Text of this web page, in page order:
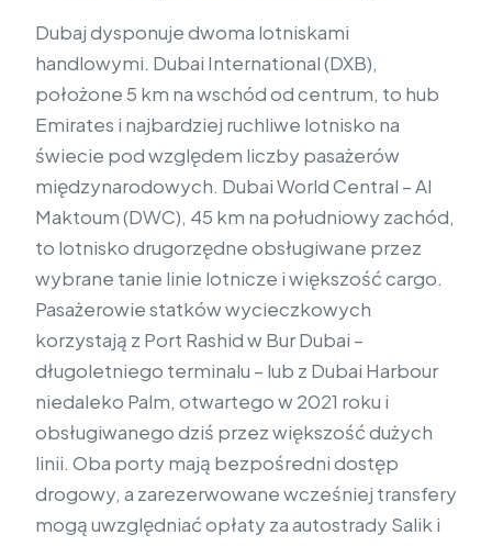
Dubaj dysponuje dwoma lotniskami
handlowymi. Dubai International (DXB),
położone 5 km na wschód od centrum, to hub
Emirates i najbardziej ruchliwe lotnisko na
świecie pod względem liczby pasażerów
międzynarodowych. Dubai World Central – Al
Maktoum (DWC), 45 km na południowy zachód,
to lotnisko drugorzędne obsługiwane przez
wybrane tanie linie lotnicze i większość cargo.
Pasażerowie statków wycieczkowych
korzystają z Port Rashid w Bur Dubai –
długoletniego terminalu – lub z Dubai Harbour
niedaleko Palm, otwartego w 2021 roku i
obsługiwanego dziś przez większość dużych
linii. Oba porty mają bezpośredni dostęp
drogowy, a zarezerwowane wcześniej transfery
mogą uwzględniać opłaty za autostrady Salik i